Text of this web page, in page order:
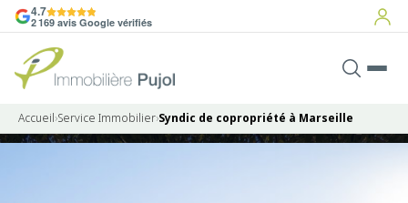
4.7
2 169 avis Google vérifiés
Accueil›Service Immobilier›Syndic de copropriété à Marseille